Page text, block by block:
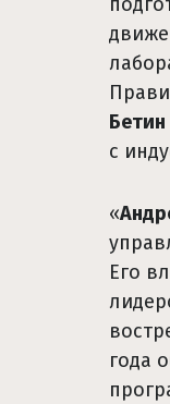
Бетин
с
«
Его
года